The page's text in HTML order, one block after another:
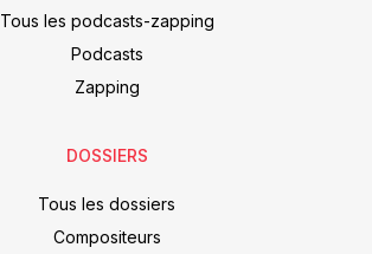
Tous les podcasts-zapping
Podcasts
Zapping
DOSSIERS
Tous les dossiers
Compositeurs